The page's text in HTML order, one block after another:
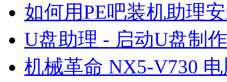
如何用PE吧装机助理
U盘助理 - 启动U盘制
机械革命 NX5-V730